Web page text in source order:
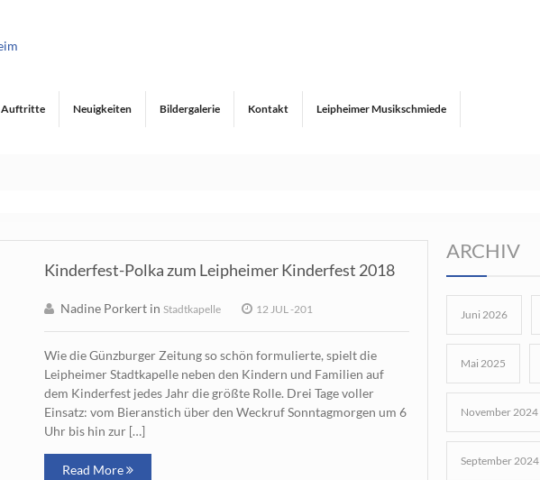
Auftritte Neuigkeiten Bildergalerie Kontakt Leipheimer Musikschmiede
Kinderfest-Polka zum Leipheimer Kinderfest 2018
Nadine Porkert in Stadtkapelle 12 JUL -201
Wie die Günzburger Zeitung so schön formulierte, spielt die
Leipheimer Stadtkapelle neben den Kindern und Familien auf
dem Kinderfest jedes Jahr die größte Rolle. Drei Tage voller
Einsatz: vom Bieranstich über den Weckruf Sonntagmorgen um 6
Uhr bis hin zur […]
Read More
ARCHIV
Juni 2026
Mai 2025
November 2024
September 2024